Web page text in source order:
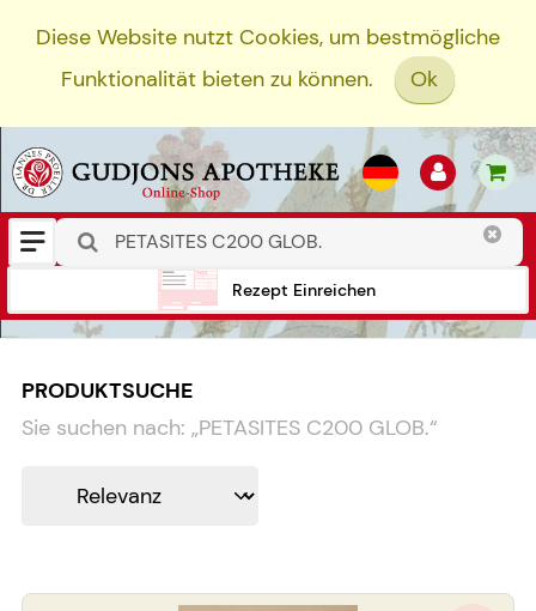
Diese Website nutzt Cookies, um bestmögliche
Funktionalität bieten zu können.
Ok
Rezept Einreichen
PRODUKTSUCHE
Sie suchen nach: „PETASITES C200 GLOB.“